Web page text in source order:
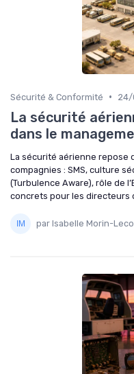
Sécurité & Conformité •
La sécurité
dans le
La sécurité aérienne repose
compagnies : SMS, culture
(Turbulence Aware), rôle de
concrets pour les directeurs
par Isabelle Morin-